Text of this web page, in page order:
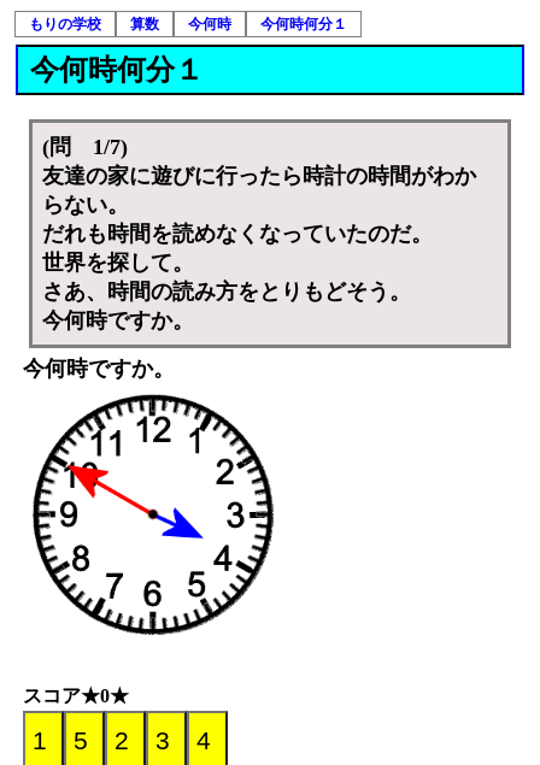
もりの学校 算数 今何時 今何時何分１
今何時何分１
(問 1/7)
友達の家に遊びに行ったら時計の時間がわか
らない。
だれも時間を読めなくなっていたのだ。
世界を探して。
さあ、時間の読み方をとりもどそう。
今何時ですか。
今何時ですか。
スコア★0★